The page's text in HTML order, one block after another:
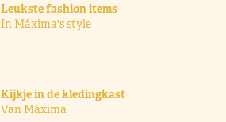
Leukste fashion items
In Máxima's style
Kijkje in de kledingkast
Van Máxima